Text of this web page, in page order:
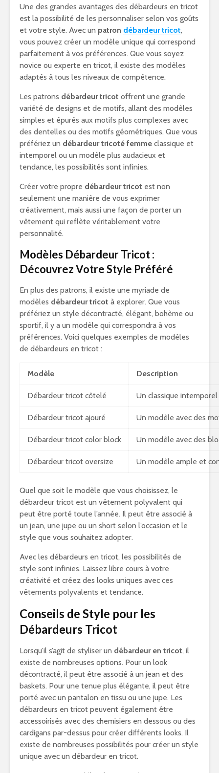
Une des grandes avantages des débardeurs en tricot
est la possibilité de les personnaliser selon vos goûts
et votre style. Avec un patron débardeur tricot,
vous pouvez créer un modèle unique qui correspond
parfaitement à vos préférences. Que vous soyez
novice ou experte en tricot, il existe des modèles
adaptés à tous les niveaux de compétence.
Les patrons débardeur tricot offrent une grande
variété de designs et de motifs, allant des modèles
simples et épurés aux motifs plus complexes avec
des dentelles ou des motifs géométriques. Que vous
préfériez un débardeur tricoté femme classique et
intemporel ou un modèle plus audacieux et
tendance, les possibilités sont infinies.
Créer votre propre débardeur tricot est non
seulement une manière de vous exprimer
créativement, mais aussi une façon de porter un
vêtement qui reflète véritablement votre
personnalité.
Modèles Débardeur Tricot :
Découvrez Votre Style Préféré
En plus des patrons, il existe une myriade de
modèles débardeur tricot à explorer. Que vous
préfériez un style décontracté, élégant, bohème ou
sportif, il y a un modèle qui correspondra à vos
préférences. Voici quelques exemples de modèles
de débardeurs en tricot :
Modèle Description
Débardeur tricot côtelé Un classique
Débardeur tricot ajouré Un modèle avec des
Débardeur tricot color block Un modèle avec des
Débardeur tricot oversize Un modèle ample et
Quel que soit le modèle que vous choisissez, le
débardeur tricot est un vêtement polyvalent qui
peut être porté toute l’année. Il peut être associé à
un jean, une jupe ou un short selon l’occasion et le
style que vous souhaitez adopter.
Avec les débardeurs en tricot, les possibilités de
style sont infinies. Laissez libre cours à votre
créativité et créez des looks uniques avec ces
vêtements polyvalents et tendance.
Conseils de Style pour les
Débardeurs Tricot
Lorsqu’il s’agit de styliser un débardeur en tricot, il
existe de nombreuses options. Pour un look
décontracté, il peut être associé à un jean et des
baskets. Pour une tenue plus élégante, il peut être
porté avec un pantalon en tissu ou une jupe. Les
débardeurs en tricot peuvent également être
accessoirisés avec des chemisiers en dessous ou des
cardigans par-dessus pour créer différents looks. Il
existe de nombreuses possibilités pour créer un style
unique avec un débardeur en tricot.